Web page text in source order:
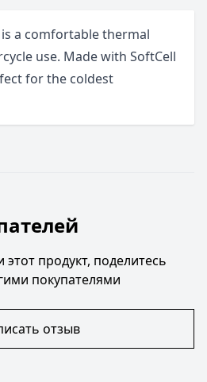
is a comfortable thermal
use. Made with SoftCell
for the coldest
продукт, поделитесь
покупателями
отзыв